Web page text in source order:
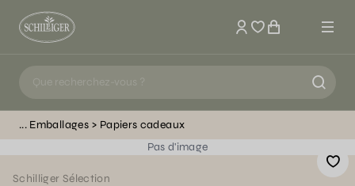
Mon compte
Emballages
Papiers cadeaux
Pas d'image
Schilliger Sélection